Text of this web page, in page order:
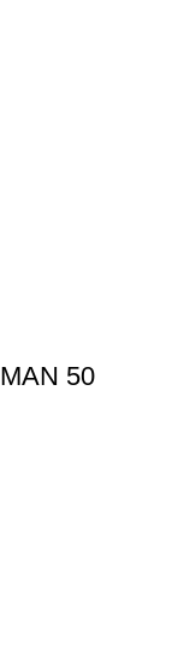
50